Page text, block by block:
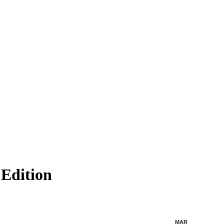
Edition
MAR